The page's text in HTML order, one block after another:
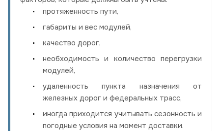
протяженность пути,
габариты и вес модулей,
качество дорог,
необходимость и количество перегрузки
модулей,
удаленность пункта назначения от
железных дорог и федеральных трасс,
иногда приходится учитывать сезонность и
погодные условия на момент доставки.